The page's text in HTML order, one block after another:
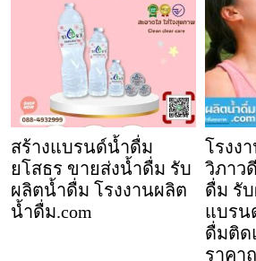
สร้างแบรนด์น้ำดื่ม
ยโสธร ขายส่งน้ำดื่ม รับ
ผลิตน้ำดื่ม โรงงานผลิต
น้ำดื่ม.com
โรงง
วิภาว
ดื่ม รั
แบรน
ดื่มติ
ราคา